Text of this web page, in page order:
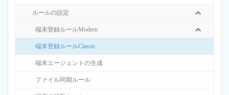
ルールの設定
端末登録ルールModern
端末登録ルールClassic
端末エージェントの生成
ファイル同期ルール